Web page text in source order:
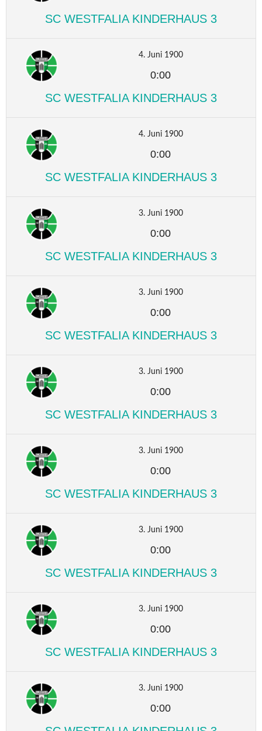
SC WESTFALIA KINDERHAUS 3
4. Juni 1900
0:00
SC WESTFALIA KINDERHAUS 3
4. Juni 1900
0:00
SC WESTFALIA KINDERHAUS 3
3. Juni 1900
0:00
SC WESTFALIA KINDERHAUS 3
3. Juni 1900
0:00
SC WESTFALIA KINDERHAUS 3
3. Juni 1900
0:00
SC WESTFALIA KINDERHAUS 3
3. Juni 1900
0:00
SC WESTFALIA KINDERHAUS 3
3. Juni 1900
0:00
SC WESTFALIA KINDERHAUS 3
3. Juni 1900
0:00
SC WESTFALIA KINDERHAUS 3
3. Juni 1900
0:00